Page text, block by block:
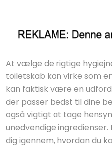
At vælge de rigtige
toiletskab kan virke som
kan faktisk være en
der passer bedst til dine
også vigtigt at tage
unødvendige ingredienser.
dig igennem, hvordan du